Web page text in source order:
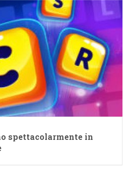
spettacolarmente in